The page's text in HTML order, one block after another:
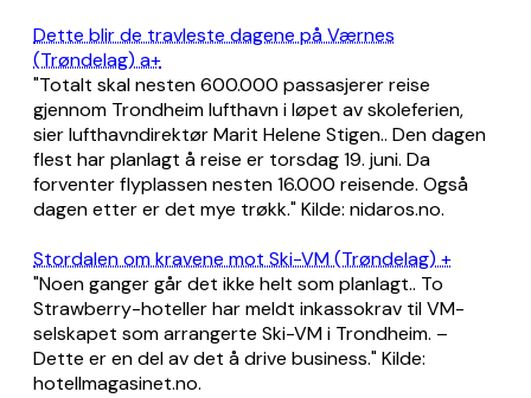
Dette blir de travleste dagene på Værnes
(Trøndelag) a+
"Totalt skal nesten 600.000 passasjerer reise
gjennom Trondheim lufthavn i løpet av skoleferien,
sier lufthavndirektør Marit Helene Stigen.. Den dagen
flest har planlagt å reise er torsdag 19. juni. Da
forventer flyplassen nesten 16.000 reisende. Også
dagen etter er det mye trøkk." Kilde: nidaros.no.
Stordalen om kravene mot Ski-VM (Trøndelag) +
"Noen ganger går det ikke helt som planlagt.. To
Strawberry-hoteller har meldt inkassokrav til VM-
selskapet som arrangerte Ski-VM i Trondheim. –
Dette er en del av det å drive business." Kilde:
hotellmagasinet.no.